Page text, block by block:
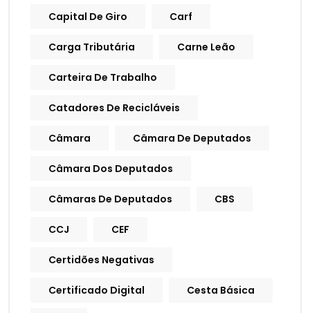
Capital De Giro Carf
Carga Tributária Carne Leão
Carteira De Trabalho
Catadores De Recicláveis
Câmara Câmara De Deputados
Câmara Dos Deputados
Câmaras De Deputados CBS
CCJ CEF
Certidões Negativas
Certificado Digital Cesta Básica